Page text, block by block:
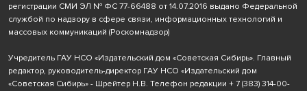
регистрации СМИ ЭЛ № ФС 77-66488 от 14.07.2016 выдано Федеральной
службой по надзору в сфере связи, информационных технологий и
массовых коммуникаций (Роскомнадзор)
Учредитель ГАУ НСО «Издательский дом «Советская Сибирь». Главный
редактор, руководитель-директор ГАУ НСО «Издательский дом
«Советская Сибирь» - Шрейтер Н.В. Телефон редакции + 7 (383) 314-00-